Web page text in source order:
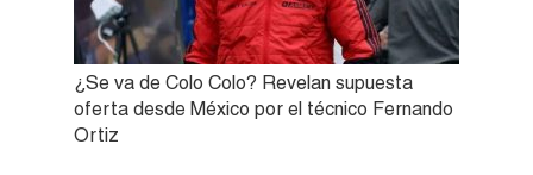
¿Se va de Colo Colo? Revelan supuesta
oferta desde México por el técnico Fernando
Ortiz